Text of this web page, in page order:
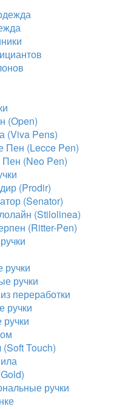
(Open)
(Viva Pens)
Пен (Lecce Pen)
(Neo Pen)
(Prodir)
(Senator)
(Stilolinea)
(Ritter-Pen)
ручки
ручки
переработки
ручки
Touch)
ручки